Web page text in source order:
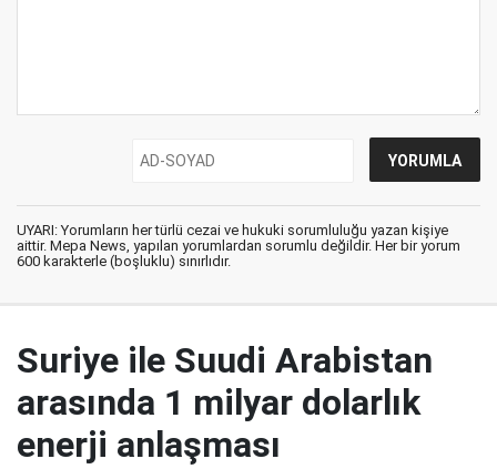
UYARI: Yorumların her türlü cezai ve hukuki sorumluluğu yazan kişiye
aittir. Mepa News, yapılan yorumlardan sorumlu değildir. Her bir yorum
600 karakterle (boşluklu) sınırlıdır.
Suriye ile Suudi Arabistan
arasında 1 milyar dolarlık
enerji anlaşması